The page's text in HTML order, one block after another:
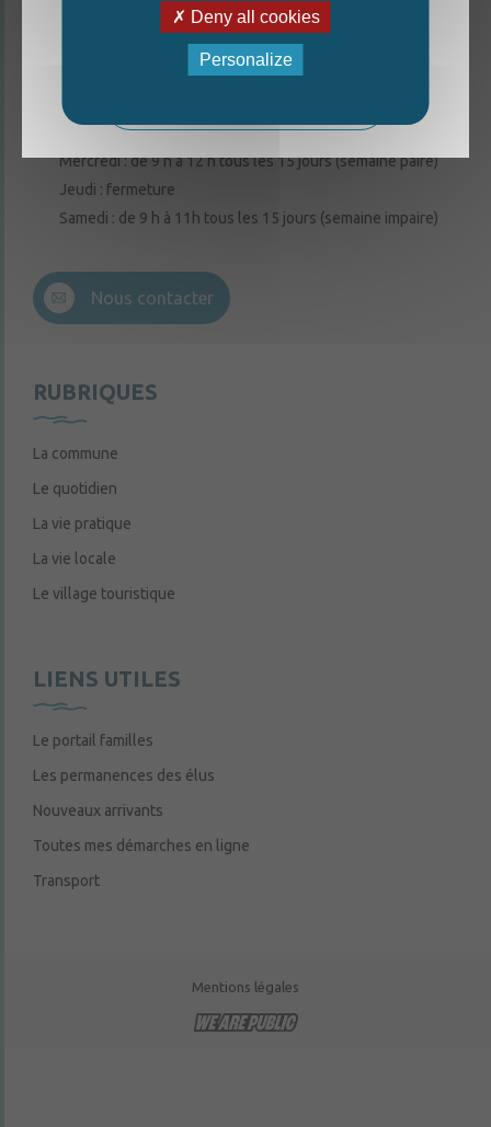
6 rue de la Harderie, 49220 Thorigné d’Anjou
Lundi, mardi, vendredi : de 9 h à 12 h
Mercredi : de 9 h à 12 h tous les 15 jours (semaine paire)
Jeudi : fermeture
Samedi : de 9 h à 11h tous les 15 jours (semaine impaire)
Nous contacter
RUBRIQUES
La commune
Le quotidien
La vie pratique
La vie locale
Le village touristique
LIENS UTILES
Le portail familles
Les permanences des élus
Nouveaux arrivants
Toutes mes démarches en ligne
Transport
Mentions légales
La nouvelle édition du Mag est arrivée!
Deny all cookies
Personalize